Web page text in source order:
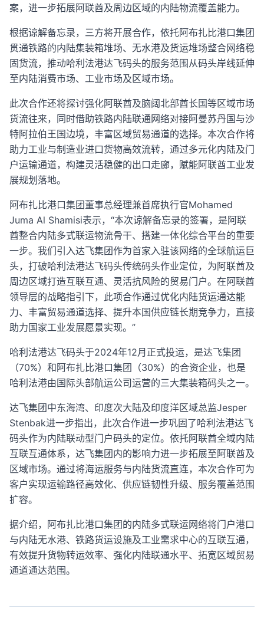
案，进一步拓展阿联酋及周边区域的内陆物流覆盖能力。
根据谅解备忘录，三方将开展合作，依托阿布扎比港口集团
贯通铁路的内陆集装箱堆场、无水港及货运堆场整合网络稳
固货流，推动哈利法港达飞码头的服务范围从码头岸线延伸
至内陆消费市场、工业市场及区域市场。
此次合作还将探讨强化阿联酋及脑阔北部酋长国等区域市场
货流往来，同时借助铁路内陆联通网络对接阿曼苏丹国与沙
特阿拉伯王国边境，丰富区域贸易通道的选择。本次合作将
助力工业与制造业进口货物高效流转，通过多元化内陆及门
户运输通道，构建灵活稳健的出口走廊，赋能阿联酋工业发
展规划落地。
阿布扎比港口集团董事总经理兼首席执行官Mohamed
Juma Al Shamisi表示，“本次谅解备忘录的签署，是阿联
酋整合内陆多式联运物流骨干、搭建一体化综合平台的重要
一步。我们引入达飞集团作为首家入驻该网络的全球航运巨
头，打破哈利法港达飞码头传统码头作业定位，为阿联酋及
周边区域打造互联互通、灵活抗风险的贸易门户。在阿联酋
领导层的战略指引下，此项合作通过优化内陆货运通达能
力、丰富贸易通道选择、提升本国供应链长期竞争力，直接
助力国家工业发展愿景实现。”
哈利法港达飞码头于2024年12月正式投运，是达飞集团
（70%）和阿布扎比港口集团（30%）的合资企业，也是
哈利法港由国际头部航运公司运营的三大集装箱码头之一。
达飞集团中东海湾、印度次大陆及印度洋区域总监Jesper
Stenbak进一步指出，此次合作进一步巩固了哈利法港达飞
码头作为内陆联动型门户码头的定位。依托阿联酋全域内陆
互联互通体系，达飞集团内的影响力进一步拓展至阿联酋及
区域市场。通过将海运服务与内陆货流直连，本次合作可为
客户实现运输路径高效化、供应链韧性升级、服务覆盖范围
扩容。
据介绍，阿布扎比港口集团的内陆多式联运网络将门户港口
与内陆无水港、铁路货运设施及工业需求中心的互联互通，
有效提升货物转运效率、强化内陆联通水平、拓宽区域贸易
通道通达范围。